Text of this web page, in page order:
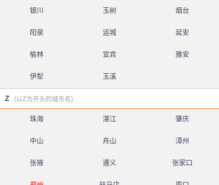
银川 玉树 烟台
阳泉 运城 延安
榆林 宜宾 雅安
伊犁 玉溪
Z (以Z为开头的城市名)
珠海 湛江 肇庆
中山 舟山 漳州
张掖 遵义 张家口